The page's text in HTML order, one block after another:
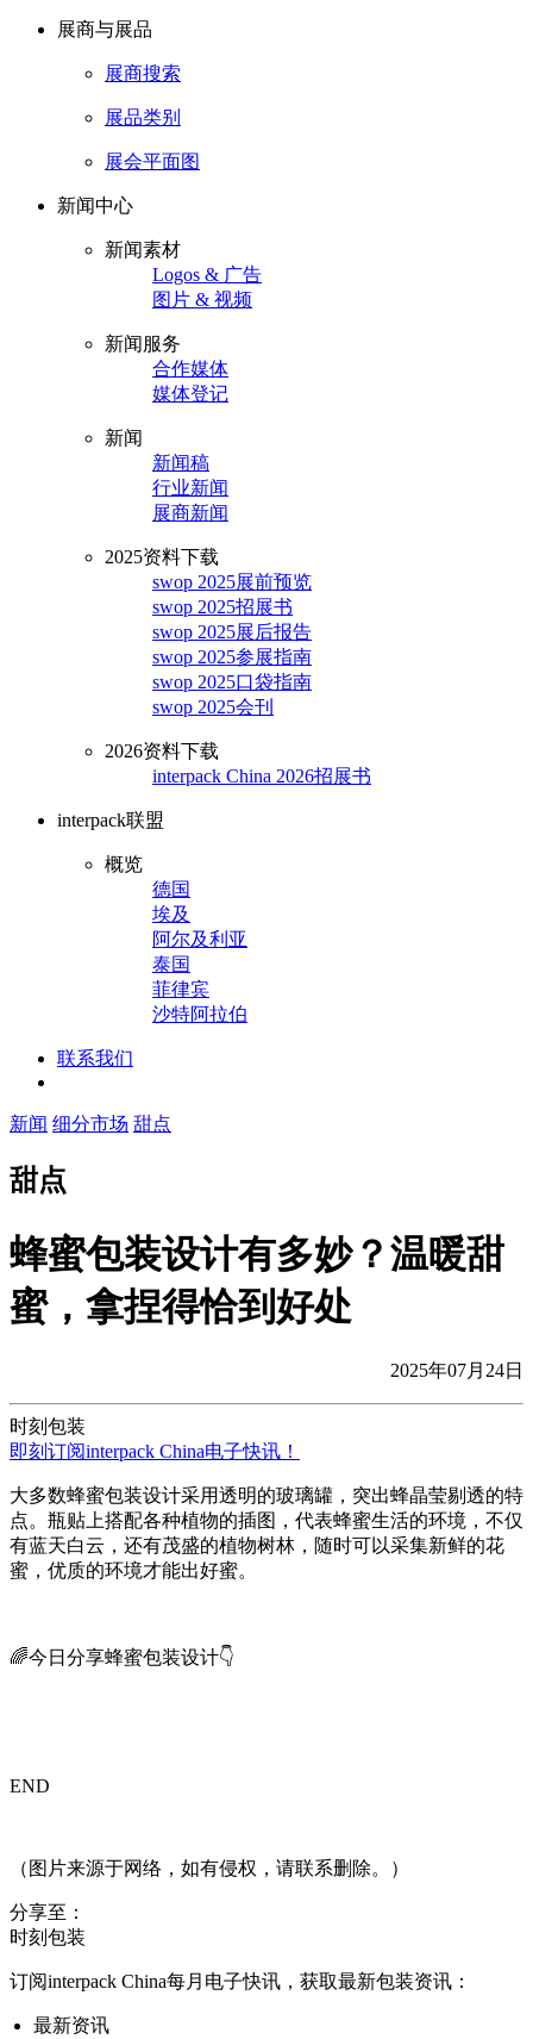
展商与展品
展商搜索
展品类别
展会平面图
新闻中心
新闻素材
Logos & 广告
图片 & 视频
新闻服务
合作媒体
媒体登记
新闻
新闻稿
行业新闻
展商新闻
2025资料下载
swop 2025展前预览
swop 2025招展书
swop 2025展后报告
swop 2025参展指南
swop 2025口袋指南
swop 2025会刊
2026资料下载
interpack China 2026招展书
interpack联盟
概览
德国
埃及
阿尔及利亚
泰国
菲律宾
沙特阿拉伯
联系我们
新闻 细分市场 甜点
甜点
蜂蜜包装设计有多妙？温暖甜
蜜，拿捏得恰到好处
2025年07月24日
时刻包装
即刻订阅interpack China电子快讯！
大多数蜂蜜包装设计采用透明的玻璃罐，突出蜂晶莹剔透的特
点。瓶贴上搭配各种植物的插图，代表蜂蜜生活的环境，不仅
有蓝天白云，还有茂盛的植物树林，随时可以采集新鲜的花
蜜，优质的环境才能出好蜜。
🌈今日分享蜂蜜包装设计👇
END
（图片来源于网络，如有侵权，请联系删除。）
分享至：
时刻包装
订阅interpack China每月电子快讯，获取最新包装资讯：
最新资讯